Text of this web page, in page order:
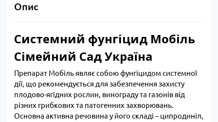
Опис
Системний фунгіцид Мобіль
Сімейний Сад Україна
Препарат Мобіль являє собою фунгіцидом системної
дії, що рекомендується для забезпечення захисту
плодово-ягідних рослин, винограду та газонів від
різних грибкових та патогенних захворювань.
Основна активна речовина у його складі – ципродиніл,